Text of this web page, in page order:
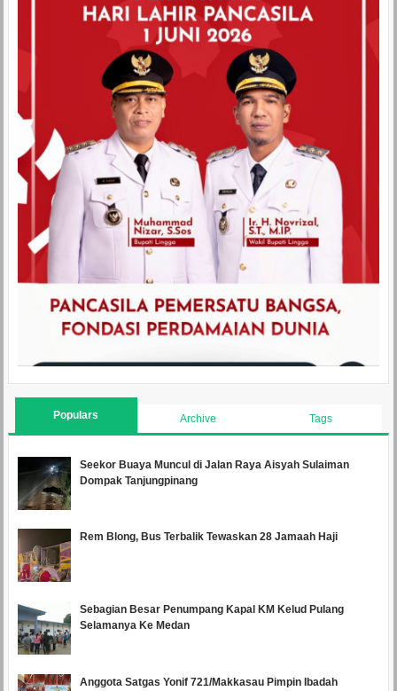
Populars Archive Tags
Seekor Buaya Muncul di Jalan Raya Aisyah Sulaiman
Dompak Tanjungpinang
Rem Blong, Bus Terbalik Tewaskan 28 Jamaah Haji
Sebagian Besar Penumpang Kapal KM Kelud Pulang
Selamanya Ke Medan
Anggota Satgas Yonif 721/Makkasau Pimpin Ibadah